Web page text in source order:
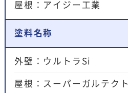
屋根：アイジー工業
塗料名称
外壁：ウルトラSi
屋根：スーパーガルテクト